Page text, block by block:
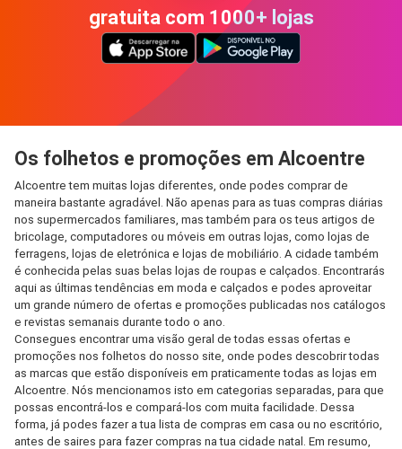
gratuita com 1000+ lojas
Os folhetos e promoções em Alcoentre
Alcoentre tem muitas lojas diferentes, onde podes comprar de
maneira bastante agradável. Não apenas para as tuas compras diárias
nos supermercados familiares, mas também para os teus artigos de
bricolage, computadores ou móveis em outras lojas, como lojas de
ferragens, lojas de eletrónica e lojas de mobiliário. A cidade também
é conhecida pelas suas belas lojas de roupas e calçados. Encontrarás
aqui as últimas tendências em moda e calçados e podes aproveitar
um grande número de ofertas e promoções publicadas nos catálogos
e revistas semanais durante todo o ano.
Consegues encontrar uma visão geral de todas essas ofertas e
promoções nos folhetos do nosso site, onde podes descobrir todas
as marcas que estão disponíveis em praticamente todas as lojas em
Alcoentre. Nós mencionamos isto em categorias separadas, para que
possas encontrá-los e compará-los com muita facilidade. Dessa
forma, já podes fazer a tua lista de compras em casa ou no escritório,
antes de saires para fazer compras na tua cidade natal. Em resumo,